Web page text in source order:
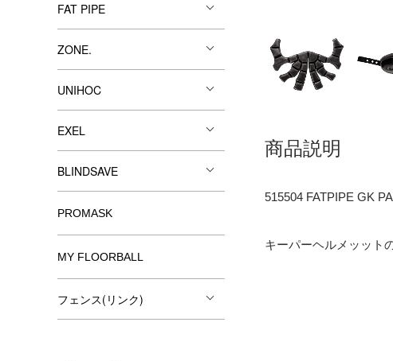
商品説明
515504 FATPIPE GK
キーパーヘルメッット
FAT PIPE
ZONE.
UNIHOC
EXEL
BLINDSAVE
PROMASK
MY FLOORBALL
フェンス(リンク)